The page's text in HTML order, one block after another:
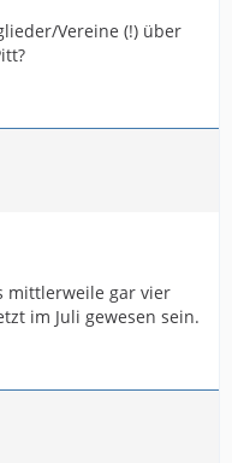
Vereine (!) über
mittlerweile gar vier
im Juli gewesen sein.